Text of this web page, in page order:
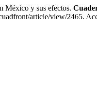
México y sus efectos.
article/view/2465.